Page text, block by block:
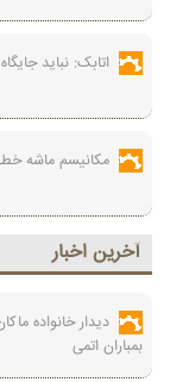
اتابک: نباید
مکانیسم ماشه
آخرين اخبار
دیدار خانواده
بمباران اتمی